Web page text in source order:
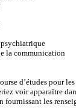
la communication
d’études pour
voir apparaître
fournissant les